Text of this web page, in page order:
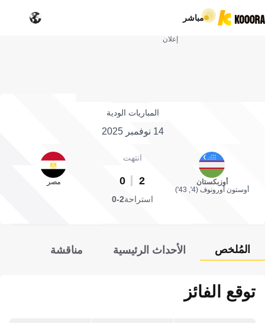
مباشر
إعلان
المباريات الودية
14 نوفمبر 2025
أوزبكستان
أوستون أورونوف (4', 43')
انتهت
2
0 مصر
استراحة2-0
المُلخص الأحداث الرئيسية مناقشة
توقع الفائز